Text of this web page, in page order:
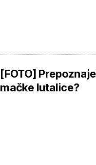
[FOTO]
mačke lutalice?